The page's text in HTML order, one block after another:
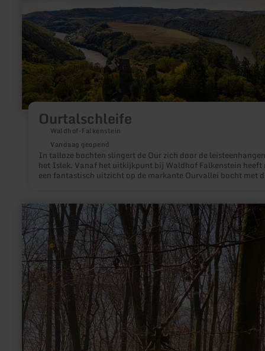
Ourtalschleife
Waldhof-Falkenstein
Vandaag geopend
In talloze bochten slingert de Our zich door de
het Islek. Vanaf het uitkijkpunt bij Waldhof Falkenstein heeft
een fantastisch uitzicht op de markante Ourvallei bocht met
over:
Ourtalschleife
meer
informatie
over:
Bildcheslay